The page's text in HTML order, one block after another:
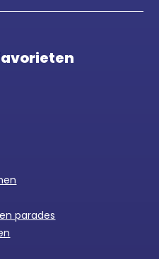
parades